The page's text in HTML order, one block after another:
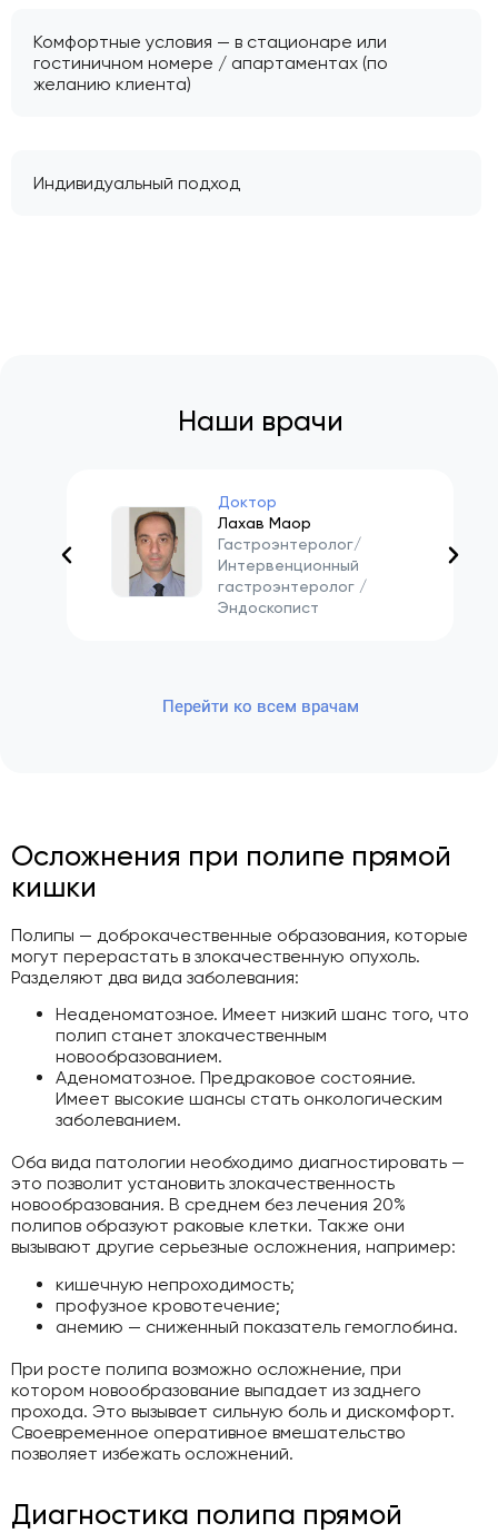
Комфортные условия — в стационаре или
гостиничном номере / апартаментах (по
желанию клиента)
Индивидуальный подход
Наши врачи
Доктор
Лахав Маор
Гастроэнтеролог/
Интервенционный
гастроэнтеролог /
Эндоскопист
Перейти ко всем врачам
Осложнения при полипе прямой
кишки
Полипы — доброкачественные образования, которые
могут перерастать в злокачественную опухоль.
Разделяют два вида заболевания:
Неаденоматозное. Имеет низкий шанс того, что
полип станет злокачественным
новообразованием.
Аденоматозное. Предраковое состояние.
Имеет высокие шансы стать онкологическим
заболеванием.
Оба вида патологии необходимо диагностировать —
это позволит установить злокачественность
новообразования. В среднем без лечения 20%
полипов образуют раковые клетки. Также они
вызывают другие серьезные осложнения, например:
кишечную непроходимость;
профузное кровотечение;
анемию — сниженный показатель гемоглобина.
При росте полипа возможно осложнение, при
котором новообразование выпадает из заднего
прохода. Это вызывает сильную боль и дискомфорт.
Своевременное оперативное вмешательство
позволяет избежать осложнений.
Диагностика полипа прямой